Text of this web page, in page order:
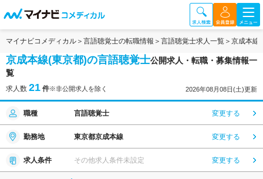
マイナビコメディカル 言語聴覚士の転職情報 言語聴覚士求人一覧 京成本線
京成本線(東京都)の言語聴覚士公開求人・転職・募集情報一
覧
求人数 21 件※非公開求人を除く 2026年08月08日(土)更新
職種 言語聴覚士 変更する
勤務地 東京都京成本線 変更する
求人条件 その他求人条件未設定 変更する